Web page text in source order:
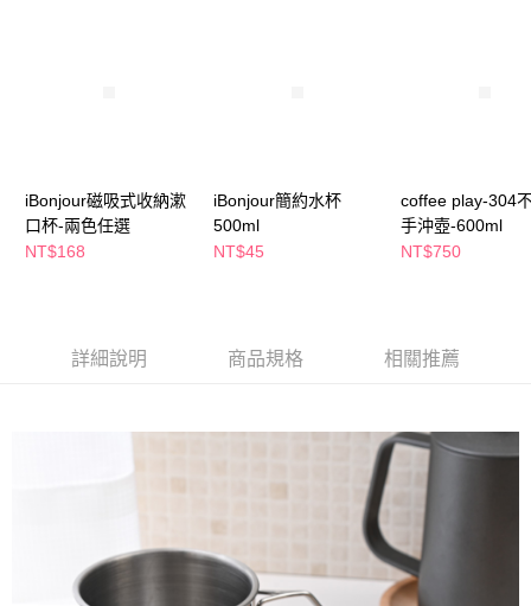
結帳頁面，進行簡訊認證並確認金額後，即可完成結帳。
２．訂單成立數日內，您將收到繳費通知簡訊。
３．收到繳費通知簡訊後14天內，點擊此簡訊中的連結，可透過四大超商／
※ 交易是否成功請以「AFTEE先享後付 」之結帳頁面顯示為準，若有關於
１．透過由恩沛科技股份有限公司提供之「AFTEE先享後付」服務完成之交
易，需依本服務之必要範圍內提供個人資料，並將交易相關給付款項請求債
https://aftee.tw/terms/#terms3
３．未成年的使用者請事先徵得法定代理人或監護人之同意方可使用
「AFTEE先享後付」，若未經同意申辦者引起之損失，本公司不負相關責
付款後全家取貨
每筆NT$65，滿NT$390(含以上)免運費
付款後萊爾富取貨
宅配(本島)
iBonjour磁吸式收納漱
口杯-兩色任選
NT$168
iBonjour簡約水杯
500ml
NT$45
coffee play-304
手沖壺-600ml
NT$750
詳細說明 商品規格 相關推薦